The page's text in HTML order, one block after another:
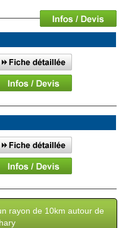
rayon de 10km autour de